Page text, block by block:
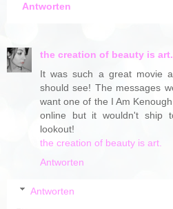
Antworten
the creation of beauty is art.
It was such a great movie
should see! The messages
want one of the I Am
online but it wouldn't ship
lookout!
the creation of beauty is art.
Antworten
Antworten